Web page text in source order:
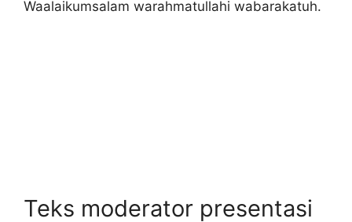
Waalaikumsalam warahmatullahi wabarakatuh.
Teks moderator presentasi